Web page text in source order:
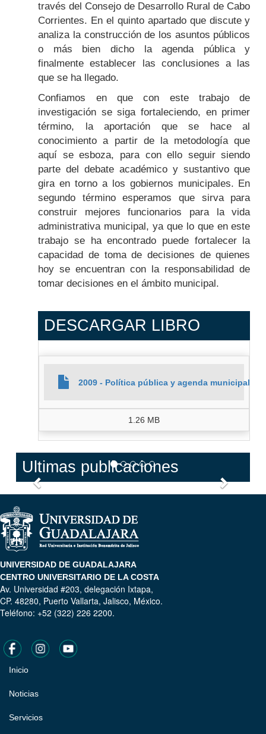
través del Consejo de Desarrollo Rural de Cabo
Corrientes. En el quinto apartado que discute y
analiza la construcción de los asuntos públicos
o más bien dicho la agenda pública y
finalmente establecer las conclusiones a las
que se ha llegado.
Confiamos en que con este trabajo de
investigación se siga fortaleciendo, en primer
término, la aportación que se hace al
conocimiento a partir de la metodología que
aquí se esboza, para con ello seguir siendo
parte del debate académico y sustantivo que
gira en torno a los gobiernos municipales. En
segundo término esperamos que sirva para
construir mejores funcionarios para la vida
administrativa municipal, ya que lo que en este
trabajo se ha encontrado puede fortalecer la
capacidad de toma de decisiones de quienes
hoy se encuentran con la responsabilidad de
tomar decisiones en el ámbito municipal.
DESCARGAR LIBRO
2009 - Política pública y agenda municipal.
1.26 MB
Ultimas publicaciones
Anterior
UNIVERSIDAD DE GUADALAJARA
CENTRO UNIVERSITARIO DE LA COSTA
Av. Universidad #203, delegación Ixtapa,
CP. 48280, Puerto Vallarta, Jalisco, México.
Teléfono: +52 (322) 226 2200.
Pie
de
página
Inicio
Noticias
Servicios